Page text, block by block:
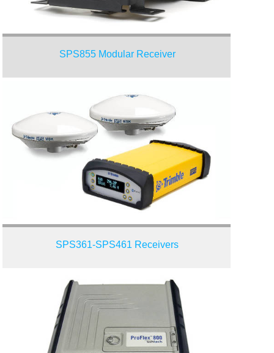
SPS855 Modular Receiver
SPS361-SPS461 Receivers